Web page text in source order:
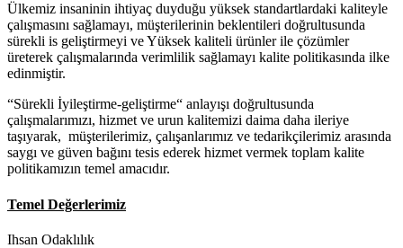
Ülkemiz insaninin ihtiyaç duyduğu yüksek standartlardaki kaliteyle
çalışmasını sağlamayı, müşterilerinin beklentileri doğrultusunda
sürekli is geliştirmeyi ve Yüksek kaliteli ürünler ile çözümler
üreterek çalışmalarında verimlilik sağlamayı kalite politikasında ilke
edinmiştir.
“Sürekli İyileştirme-geliştirme“ anlayışı doğrultusunda
çalışmalarımızı, hizmet ve urun kalitemizi daima daha ileriye
taşıyarak, müşterilerimiz, çalışanlarımız ve tedarikçilerimiz arasında
saygı ve güven bağını tesis ederek hizmet vermek toplam kalite
politikamızın temel amacıdır.
Temel Değerlerimiz
Ihsan Odaklılık